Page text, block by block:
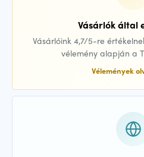
Vásárlók által
Vásárlóink 4,7/5-re
vélemény alapján a
Vélemények